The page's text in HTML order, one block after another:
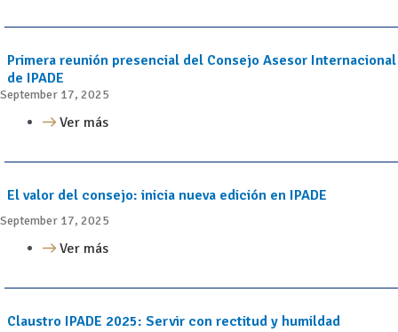
Primera reunión presencial del Consejo Asesor Internacional
de IPADE
September 17, 2025
Ver más
El valor del consejo: inicia nueva edición en IPADE
September 17, 2025
Ver más
Claustro IPADE 2025: Servir con rectitud y humildad